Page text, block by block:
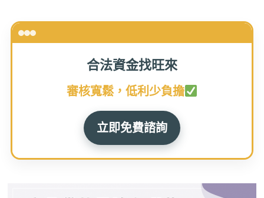
合法資金找旺來
審核寬鬆，低利少負擔
立即免費諮詢